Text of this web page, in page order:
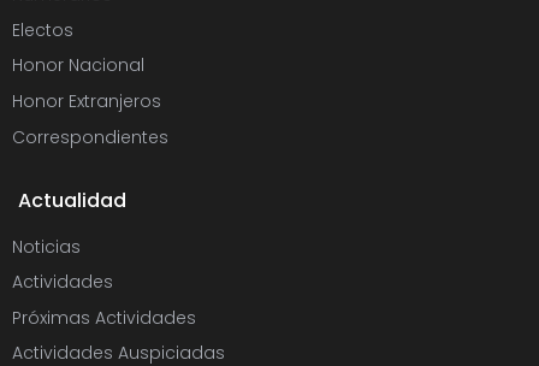
Electos
Honor Nacional
Honor Extranjeros
Correspondientes
Actualidad
Noticias
Actividades
Próximas Actividades
Actividades Auspiciadas